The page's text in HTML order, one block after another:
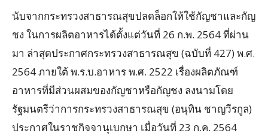
นับจากกระทรวงสาธารณสุขปลดล็อกให้ใช้กัญชาและกัญ
ชง ในการผลิตอาหารได้ตั้งแต่วันที่ 26 ก.พ. 2564 ที่ผ่าน
มา ล่าสุดประกาศกระทรวงสาธารณสุข (ฉบับที่ 427) พ.ศ.
2564 ภายใต้ พ.ร.บ.อาหาร พ.ศ. 2522 เรื่องผลิตภัณฑ์
อาหารที่มีส่วนผสมของกัญชาหรือกัญชง ลงนามโดย
รัฐมนตรีว่าการกระทรวงสาธารณสุข (อนุทิน ชาญวีรกูล)
ประกาศในราชกิจจานุเบกษา เมื่อวันที่ 23 ก.ค. 2564